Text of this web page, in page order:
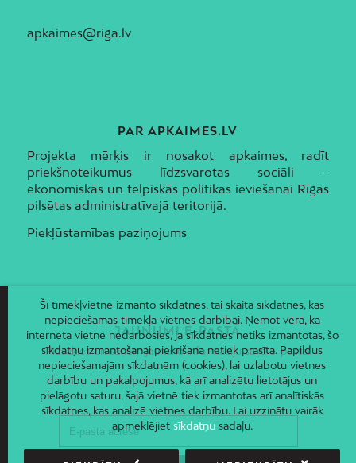
apkaimes@riga.lv
PAR APKAIMES.LV
Projekta mērķis ir nosakot apkaimes, radīt
priekšnoteikumus līdzsvarotas sociāli –
ekonomiskās un telpiskās politikas ieviešanai Rīgas
pilsētas administratīvajā teritorijā.
Piekļūstamības paziņojums
JAUNUMI E-PASTĀ
Piesakies un saņem jaunāko informāciju savā e-pastā!
Šī tīmekļvietne izmanto sīkdatnes, tai skaitā sīkdatnes, kas
nepieciešamas tīmekļa vietnes darbībai. Ņemot vērā, ka
interneta vietne nedarbosies, ja sīkdatnes netiks izmantotas, šo
sīkdatņu izmantošanai piekrišana netiek prasīta. Papildus
nepieciešamajām sīkdatnēm (cookies), lai uzlabotu vietnes
darbību un pakalpojumus, kā arī analizētu lietotājus un
pielāgotu saturu, šajā vietnē tiek izmantotas arī analītiskās
sīkdatnes, kas analizē vietnes darbību. Lai uzzinātu vairāk
apmeklējiet sīkdatņusadaļu.